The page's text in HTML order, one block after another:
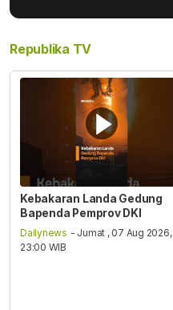
Republika TV
Kebakaran Landa Gedung
Bapenda Pemprov DKI
Dailynews - Jumat , 07 Aug 2026,
23:00 WIB